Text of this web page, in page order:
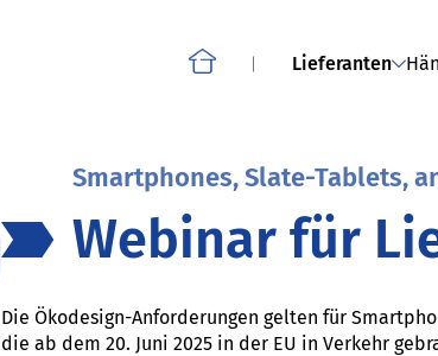
Home Lieferanten
Smartphones, Slate-Tablets,
Webinar für
Die Ökodesign-Anforderungen gelten für
die ab dem 20. Juni 2025 in der EU in Verkehr